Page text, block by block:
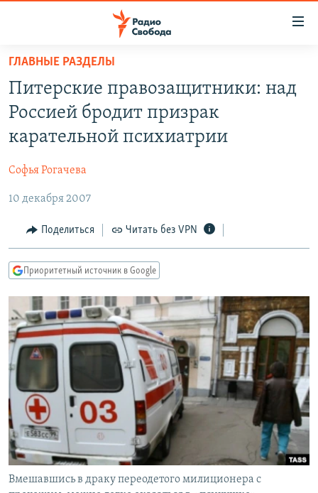
упрощенного
доступа
Вернуться
основному
Вернутся
навигации
Вернутся
поиску
ПОДКАСТЫ
АВТОРСКИЕ ПРОЕКТЫ
МНЕНИЯ
КУЛЬТУРА
IDEL.РЕАЛИИ
СЕВЕР.РЕАЛИИ
СИБИРЬ.РЕАЛИИ
РАСПИСАНИЕ ВЕЩАНИЯ
ПОДПИШИТЕСЬ НА РАССЫЛКУ
СОЦИАЛЬНЫЕ СЕТИ
ГЛАВНЫЕ РАЗДЕЛЫ
Питерские правозащитники: над
Россией бродит призрак
карательной психиатрии
Софья Рогачева
10 декабря 2007
Поделиться Читать без VPN
Приоритетный источник в Google
Вмешавшись в драку переодетого милиционера с